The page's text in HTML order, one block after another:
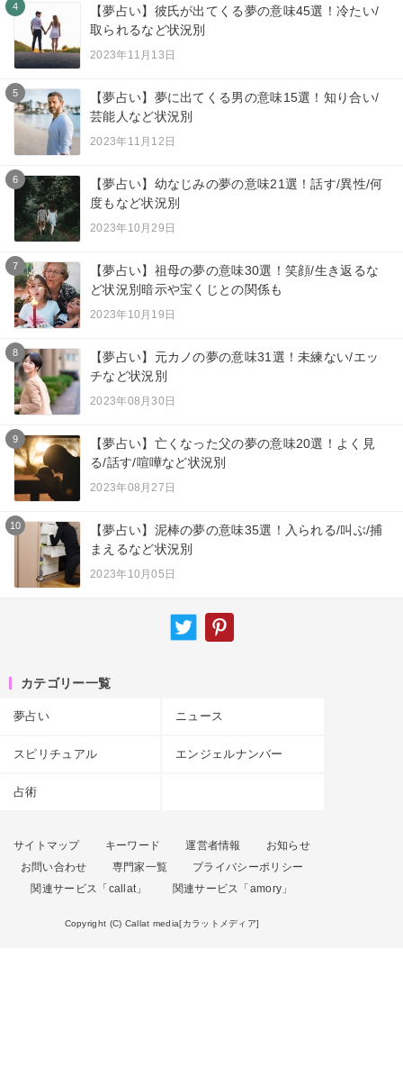
4
【夢占い】彼氏が出てくる夢の意味45選！冷たい/
取られるなど状況別
2023年11月13日
5
【夢占い】夢に出てくる男の意味15選！知り合い/
芸能人など状況別
2023年11月12日
6
【夢占い】幼なじみの夢の意味21選！話す/異性/何
度もなど状況別
2023年10月29日
7
【夢占い】祖母の夢の意味30選！笑顔/生き返るな
ど状況別暗示や宝くじとの関係も
2023年10月19日
8
【夢占い】元カノの夢の意味31選！未練ない/エッ
チなど状況別
2023年08月30日
9
【夢占い】亡くなった父の夢の意味20選！よく見
る/話す/喧嘩など状況別
2023年08月27日
10
【夢占い】泥棒の夢の意味35選！入られる/叫ぶ/捕
まえるなど状況別
2023年10月05日
カテゴリー一覧
夢占い ニュース
スピリチュアル エンジェルナンバー
占術
サイトマップ キーワード 運営者情報
お知らせ
お問い合わせ
専門家一覧
プライバシーポリシー
関連サービス「callat」
関連サービス「amory」
Copyright (C) Callat media[カラットメディア]